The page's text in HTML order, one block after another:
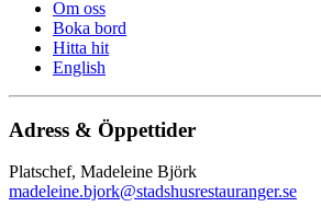
Om oss
Boka bord
Hitta hit
English
Adress & Öppettider
Platschef, Madeleine Björk
madeleine.bjork@stadshusrestauranger.se